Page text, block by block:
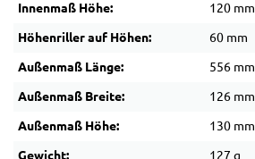
Innenmaß Höhe: 120 mm
Höhenriller auf Höhen: 60 mm
Außenmaß Länge: 556 mm
Außenmaß Breite: 126 mm
Außenmaß Höhe: 130 mm
Gewicht: 127 g